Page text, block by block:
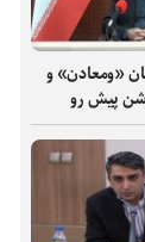
«ومعادن» و
پیش رو